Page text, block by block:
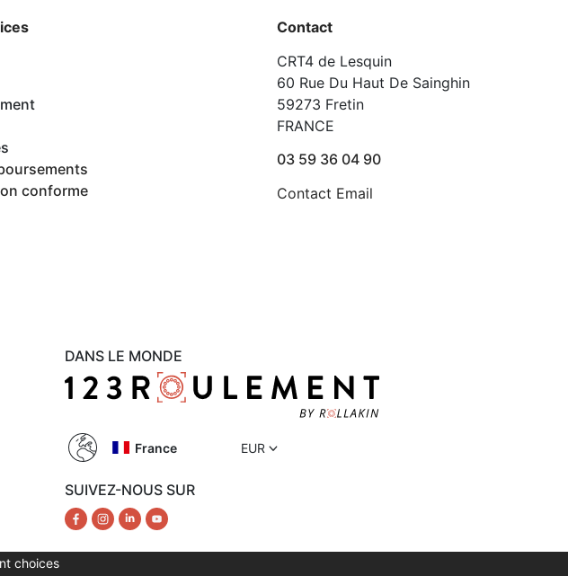
conforme
Contact
CRT4 de Lesquin
60 Rue Du Haut De Sainghin
59273 Fretin
FRANCE
03 59 36 04 90
Contact Email
DANS LE MONDE
France EUR
SUIVEZ-NOUS SUR
choices